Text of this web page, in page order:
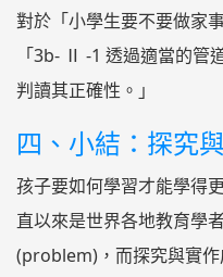
對於「小學生要不要做家
「3b- Ⅱ -1 透過適當的管
判讀其正確性。」
四、小結：探究
孩子要如何學習才能學得
直以來是世界各地教育學
(problem)，而探究與實